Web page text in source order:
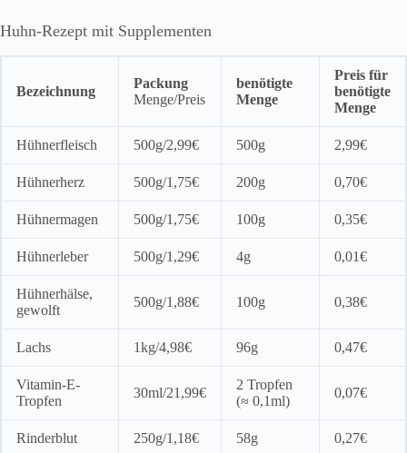
Huhn-Rezept mit Supplementen
Bezeichnung
Packung
Menge/Preis
benötigte
Menge
Preis für
benötigte
Menge
Hühnerfleisch 500g/2,99€ 500g 2,99€
Hühnerherz 500g/1,75€ 200g 0,70€
Hühnermagen 500g/1,75€ 100g 0,35€
Hühnerleber 500g/1,29€ 4g 0,01€
Hühnerhälse,
gewolft
500g/1,88€ 100g 0,38€
Lachs 1kg/4,98€ 96g 0,47€
Vitamin-E-
Tropfen
30ml/21,99€
2 Tropfen
(≈ 0,1ml)
0,07€
Rinderblut 250g/1,18€ 58g 0,27€